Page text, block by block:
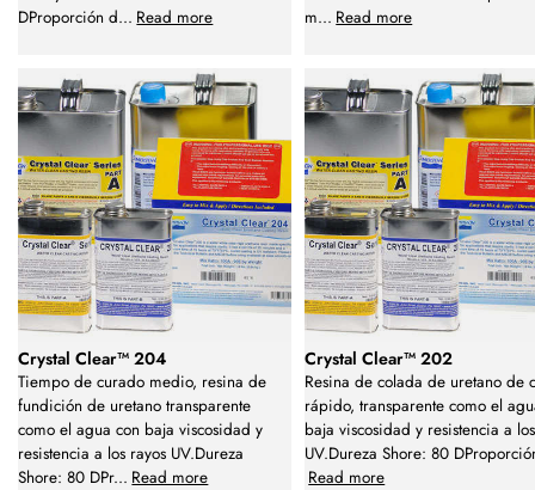
DProporción d... Read more
m... Read more
Crystal Clear™ 204
Tiempo de curado medio, resina de
fundición de uretano transparente
como el agua con baja viscosidad y
resistencia a los rayos UV.Dureza
Shore: 80 DPr... Read more
Crystal Clear™ 202
Resina de colada de uretano de
rápido, transparente como el
baja viscosidad y resistencia a
UV.Dureza Shore: 80
Read more